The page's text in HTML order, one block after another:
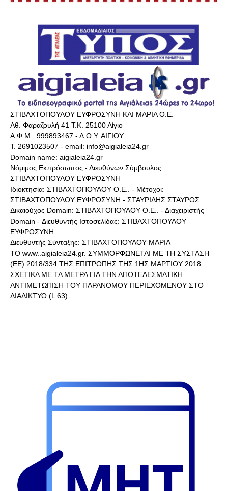
ΣΤΙΒΑΧΤΟΠΟΥΛΟΥ ΕΥΦΡΟΣΥΝΗ ΚΑΙ ΜΑΡΙΑ Ο.Ε.
Αθ. Φαραζουλή 41 Τ.Κ. 25100 Αίγιο
Α.Φ.Μ.: 999893467 - Δ.Ο.Υ. ΑΙΓΙΟΥ
Τ. 2691023507 - email: info@aigialeia24.gr
Domain name: aigialeia24.gr
Νόμιμος Εκπρόσωπος - Διευθύνων Σύμβουλος:
ΣΤΙΒΑΧΤΟΠΟΥΛΟΥ ΕΥΦΡΟΣΥΝΗ
Ιδιοκτησία: ΣΤΙΒΑΧΤΟΠΟΥΛΟΥ Ο.Ε.. - Μέτοχοι:
ΣΤΙΒΑΧΤΟΠΟΥΛΟΥ ΕΥΦΡΟΣΥΝΗ - ΣΤΑΥΡΙΔΗΣ ΣΤΑΥΡΟΣ
Δικαιούχος Domain: ΣΤΙΒΑΧΤΟΠΟΥΛΟΥ Ο.Ε.. - Διαχειριστής
Domain - Διευθυντής Ιστοσελίδας: ΣΤΙΒΑΧΤΟΠΟΥΛΟΥ
ΕΥΦΡΟΣΥΝΗ
Διευθυντής Σύνταξης: ΣΤΙΒΑΧΤΟΠΟΥΛΟΥ ΜΑΡΙΑ
ΤΟ www..aigialeia24.gr. ΣΥΜΜΟΡΦΩΝΕΤΑΙ ΜΕ ΤΗ ΣΥΣΤΑΣΗ
(ΕΕ) 2018/334 ΤΗΣ ΕΠΙΤΡΟΠΗΣ ΤΗΣ 1ΗΣ ΜΑΡΤΙΟΥ 2018
ΣΧΕΤΙΚΑ ΜΕ ΤΑ ΜΕΤΡΑ ΓΙΑ ΤΗΝ ΑΠΟΤΕΛΕΣΜΑΤΙΚΗ
ΑΝΤΙΜΕΤΩΠΙΣΗ ΤΟΥ ΠΑΡΑΝΟΜΟΥ ΠΕΡΙΕΧΟΜΕΝΟΥ ΣΤΟ
ΔΙΑΔΙΚΤΥΟ (L 63).